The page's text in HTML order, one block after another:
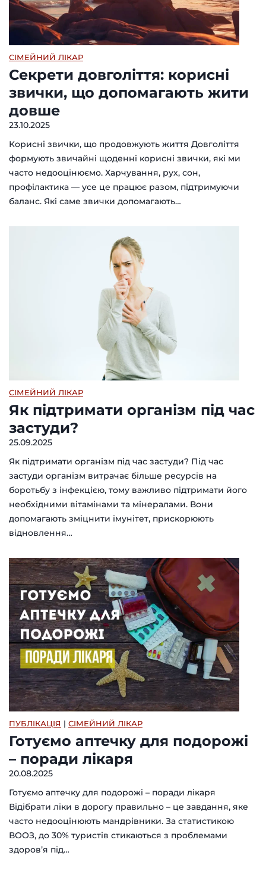
СІМЕЙНИЙ ЛІКАР
Секрети довголіття: корисні
звички, що допомагають жити
довше
23.10.2025
Корисні звички, що продовжують життя Довголіття
формують звичайні щоденні корисні звички, які ми
часто недооцінюємо. Харчування, рух, сон,
профілактика — усе це працює разом, підтримуючи
баланс. Які саме звички допомагають…
СІМЕЙНИЙ ЛІКАР
Як підтримати організм під час
застуди?
25.09.2025
Як підтримати організм під час застуди? Під час
застуди організм витрачає більше ресурсів на
боротьбу з інфекцією, тому важливо підтримати його
необхідними вітамінами та мінералами. Вони
допомагають зміцнити імунітет, прискорюють
відновлення…
ПУБЛІКАЦІЯ | СІМЕЙНИЙ ЛІКАР
Готуємо аптечку для подорожі
– поради лікаря
20.08.2025
Готуємо аптечку для подорожі – поради лікаря
Відібрати ліки в дорогу правильно – це завдання, яке
часто недооцінюють мандрівники. За статистикою
ВООЗ, до 30% туристів стикаються з проблемами
здоров’я під…